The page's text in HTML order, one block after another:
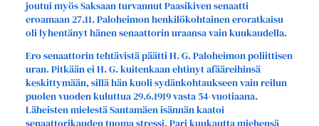
joutui myös Saksaan turvannut Paasikiven senaatti
eroamaan 27.11. Paloheimon henkilökohtainen eroratkaisu
oli lyhentänyt hänen senaattorin uraansa vain kuukaudella.
Ero senaattorin tehtävistä päätti H. G. Paloheimon poliittisen
uran. Pitkään ei H. G. kuitenkaan ehtinyt afääreihinsä
keskittymään, sillä hän kuoli sydänkohtaukseen vain reilun
puolen vuoden kuluttua 29.6.1919 vasta 54-vuotiaana.
Läheisten mielestä Santamäen isännän kaatoi